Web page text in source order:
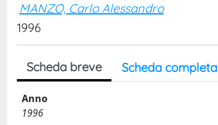
MANZO, Carlo Alessandro
1996
Scheda breve Scheda completa
Anno
1996